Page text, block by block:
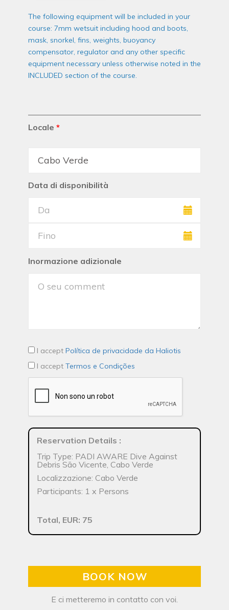
The following equipment will be included in your
course: 7mm wetsuit including hood and boots,
mask, snorkel, fins, weights, buoyancy
compensator, regulator and any other specific
equipment necessary unless otherwise noted in the
INCLUDED section of the course.
Locale *
Data di disponibilità
Inormazione adizionale
I accept Política de privacidade da Haliotis
I accept Termos e Condições
Reservation Details :
Trip Type: PADI AWARE Dive Against
Debris São Vicente, Cabo Verde
Localizzazione: Cabo Verde
Participants: 1 x Persons
Total, EUR: 75
BOOK NOW
E ci metteremo in contatto con voi.